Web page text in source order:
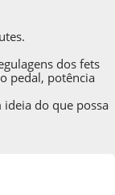
dos fets
pedal, potência
do que possa